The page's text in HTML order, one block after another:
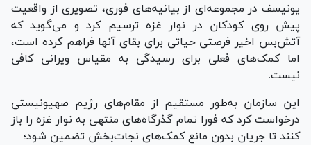
یونیسف در مجموعه‌ای از بیانیه‌های فوری، تصویری از واقعیت
پیش روی کودکان در نوار غزه ترسیم کرد و می‌گوید که
آتش‌بس اخیر فرصتی حیاتی برای بقای آنها فراهم کرده است،
اما کمک‌های فعلی برای رسیدگی به مقیاس ویرانی کافی
نیست.
این سازمان به‌طور مستقیم از مقام‌های رژیم صهیونیستی
درخواست کرد که فورا تمام گذرگاه‌های منتهی به نوار غزه را باز
کنند تا جریان بدون مانع کمک‌های نجات‌بخش تضمین شود؛